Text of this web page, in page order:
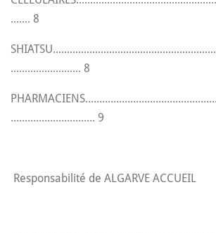
....... 8
......................... 8
.............................. 9
Responsabilité de ALGARVE ACCUEIL